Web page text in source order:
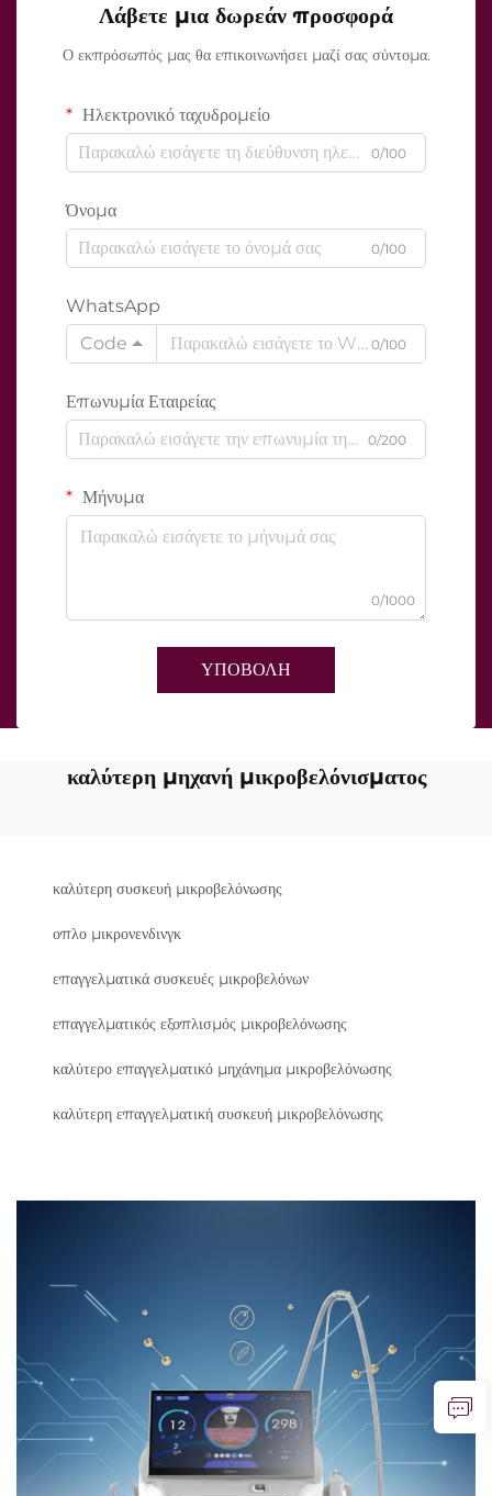
Λάβετε μια δωρεάν προσφορά
Ο εκπρόσωπός μας θα επικοινωνήσει μαζί σας σύντομα.
Ηλεκτρονικό ταχυδρομείο
0/100
Όνομα
0/100
WhatsApp
Code
0/100
Επωνυμία Εταιρείας
0/200
Μήνυμα
0/1000
ΥΠΟΒΟΛΗ
καλύτερη μηχανή μικροβελόνισματος
καλύτερη συσκευή μικροβελόνωσης
οπλο μικρονενδινγκ
επαγγελματικά συσκευές μικροβελόνων
επαγγελματικός εξοπλισμός μικροβελόνωσης
καλύτερο επαγγελματικό μηχάνημα μικροβελόνωσης
καλύτερη επαγγελματική συσκευή μικροβελόνωσης